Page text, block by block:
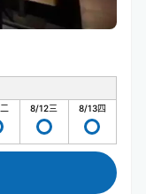
二 8/12三 8/13四